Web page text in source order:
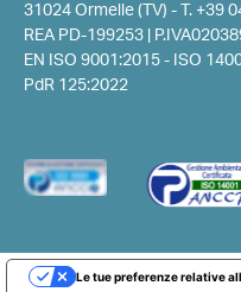
31024 Ormelle (TV) -
T. +39
REA PD-199253 |
EN ISO 9001:2015 - ISO
PdR 125:2022
Le tue preferenze relative